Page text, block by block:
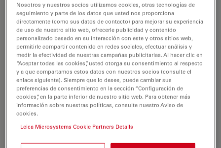
Nosotros y nuestros socios utilizamos cookies, otras tecnologías de
seguimiento y parte de los datos que usted nos proporciona
directamente (como sus datos de contacto) para mejorar su experiencia
de uso de nuestro sitio web, ofrecerle publicidad y contenido
personalizado basado en su interacción con este y otros sitios web,
permitirle compartir contenido en redes sociales, efectuar análisis y
medir la efectividad de nuestras campañas publicitarias. Al hacer clic en
“Aceptar todas las cookies”, usted otorga su consentimiento al respecto
y a que compartamos estos datos con nuestros socios (consulte el
enlace siguiente). Siempre que lo desee, puede cambiar sus
preferencias de consentimiento en la sección “Configuración de
cookies”, en la parte inferior de nuestro sitio web. Para obtener más
información sobre nuestras políticas, consulte nuestro Aviso de
cookies.
Leica Microsystems Cookie Partners Details